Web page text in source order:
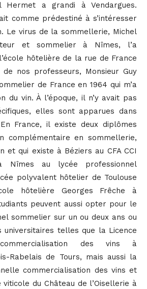
Hermet a grandi à Vendargues.
comme prédestiné à s’intéresser
Le virus de la sommellerie, Michel
et sommelier à Nîmes, l’a
hôtelière de la rue de France
de nos professeurs, Monsieur Guy
de France en 1964 qui m’a
du vin. À l’époque, il n’y avait pas
elles sont apparues dans
France, il existe deux diplômes
complémentaire en sommellerie,
et qui existe à Béziers au CFA CCI
Nîmes au lycée professionnel
polyvalent hôtelier de Toulouse
hôtelière Georges Frêche à
peuvent aussi opter pour le
sommelier sur un ou deux ans ou
universitaires telles que la Licence
des vins à
Rabelais de Tours, mais aussi la
commercialisation des vins et
viticole du Château de l’Oisellerie à